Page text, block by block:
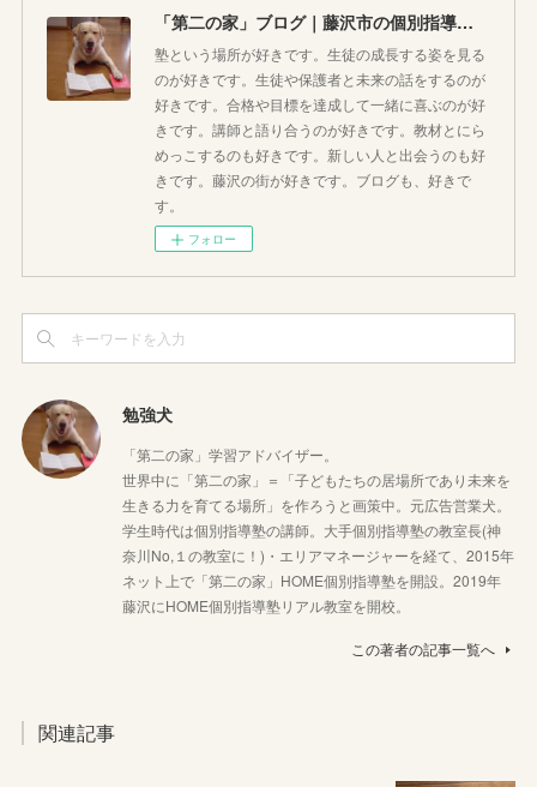
「第二の家」ブログ｜藤沢市の個別指導塾のお話
塾という場所が好きです。生徒の成長する姿を見る
のが好きです。生徒や保護者と未来の話をするのが
好きです。合格や目標を達成して一緒に喜ぶのが好
きです。講師と語り合うのが好きです。教材とにら
めっこするのも好きです。新しい人と出会うのも好
きです。藤沢の街が好きです。ブログも、好きで
す。
フォロー
勉強犬
「第二の家」学習アドバイザー。
世界中に「第二の家」＝「子どもたちの居場所であり未来を
生きる力を育てる場所」を作ろうと画策中。元広告営業犬。
学生時代は個別指導塾の講師。大手個別指導塾の教室長(神
奈川No,１の教室に！)・エリアマネージャーを経て、2015年
ネット上で「第二の家」HOME個別指導塾を開設。2019年
藤沢にHOME個別指導塾リアル教室を開校。
この著者の記事一覧へ
関連記事